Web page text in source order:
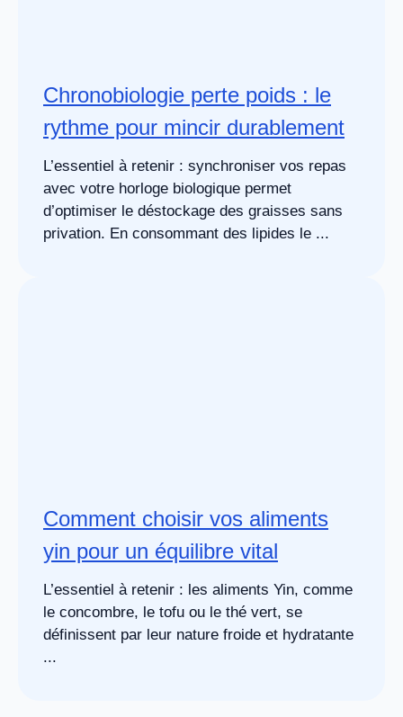
Chronobiologie perte poids : le
rythme pour mincir durablement
L’essentiel à retenir : synchroniser vos repas
avec votre horloge biologique permet
d’optimiser le déstockage des graisses sans
privation. En consommant des lipides le ...
Comment choisir vos aliments
yin pour un équilibre vital
L’essentiel à retenir : les aliments Yin, comme
le concombre, le tofu ou le thé vert, se
définissent par leur nature froide et hydratante
...